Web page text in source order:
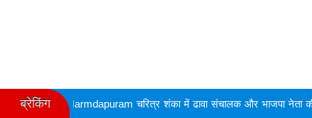
ब्रेकिंग
Narmdapuram चरित्र शंका में ढावा संचालक और भाजपा नेता की गोली मारकर